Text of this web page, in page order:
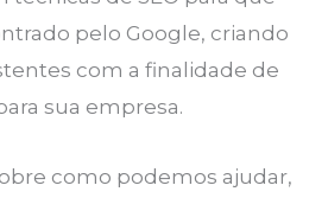
pelo Google, criando
com a finalidade de
sua empresa.
como podemos ajudar,